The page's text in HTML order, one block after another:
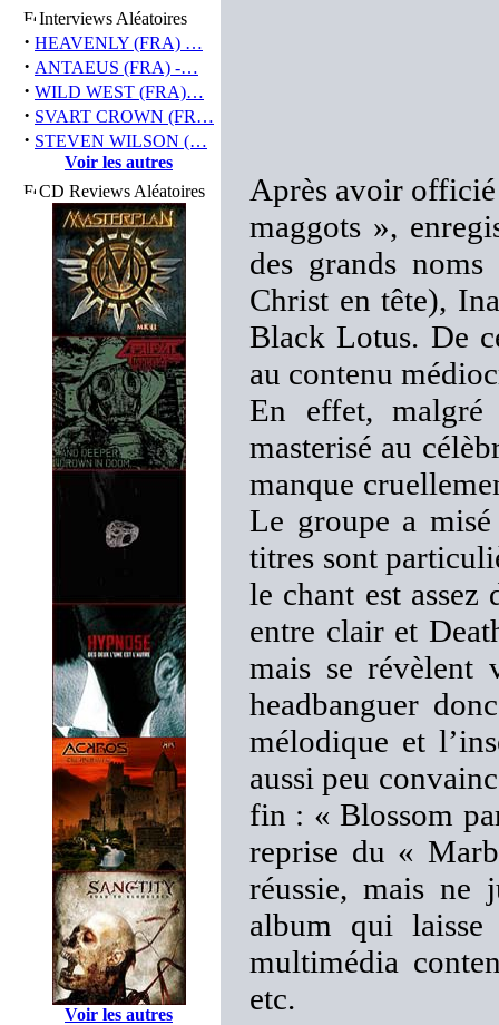
Interviews Aléatoires
· HEAVENLY (FRA) …
· ANTAEUS (FRA) -…
· WILD WEST (FRA)…
· SVART CROWN (FR…
· STEVEN WILSON (…
Voir les autres
CD Reviews Aléatoires
Voir les autres
Après avoir officié
maggots »,
des grands
Christ en tête),
Black Lotus. De
au contenu
En effet, malgré
masterisé au
manque
Le groupe a
titres sont
le chant est assez
entre clair et
mais se révèlent
headbanguer
mélodique et
aussi peu
fin : « Blossom
reprise du «
réussie, mais ne
album qui
multimédia
etc.